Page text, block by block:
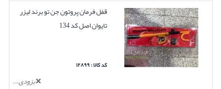
قفل فرمان پروتون جن تو برند لیزر
تایوان اصل کد 134
کد کالا : ۱۲۸۹۹
بزودی...